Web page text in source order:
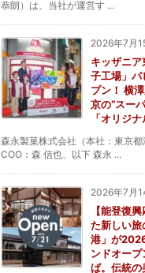
恭朗）は、当社が運営す ...
2026年7月
キッザニ
子工場」パ
プン！ 横
京の“スー
「オリジ
森永製菓株式会社（本社：東京
COO：森 信也、以下 森永 ...
2026年7月
【能登復
た新しい
港」が
ンドオー
ば。伝統の